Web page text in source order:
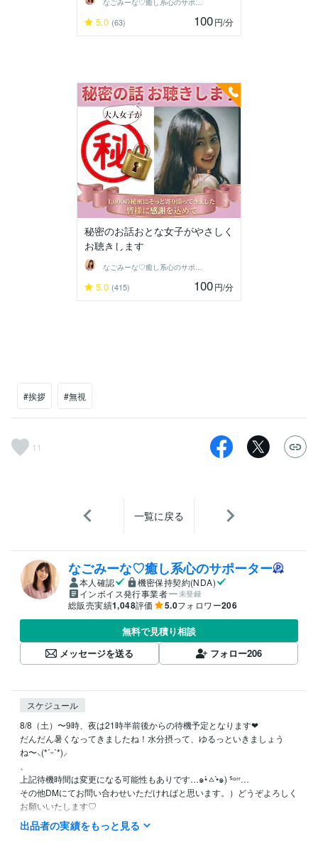
なごみーな♡癒し系心のサポーター
5.0 (63) 100円/分
秘密のお話おとな女子がやさしく
お聴きします
なごみーな♡癒し系心のサポーター
5.0 (415) 100円/分
#挨拶 #無視
11
一覧に戻る
なごみーな♡癒し系心のサポーター
本人確認
機密保持契約(NDA)
インボイス発行事業者
未登録
総販売実績1,048評価 5.0フォロワー206
無料で見積り相談
メッセージを送る
フォロー206
スケジュール
8/8（土）〜9時、夜は21時半前後からの待機予定となります❤︎
だんだん暑くなってきましたね！水分摂って、ゆるっといきましょう
ね〜⸜(*ˊᵕˋ*)⸝‬
上記待機時間は変更になる可能性もありです…๑•́ㅿ•̀๑) ᔆᵒʳʳ…
その他DMにてお問い合わせいただければと思います。）どうぞよろしく
お願いいたします♡
⭐️基本的には平日大体20時前後〜25時（前後する可能性あります）また
出品者の実績をもっと見る